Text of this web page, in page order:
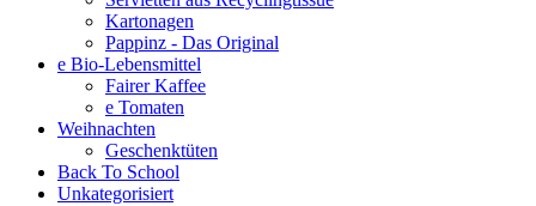
Kartonagen
Pappinz - Das Original
e Bio-Lebensmittel
Fairer Kaffee
e Tomaten
Weihnachten
Geschenktüten
Back To School
Unkategorisiert